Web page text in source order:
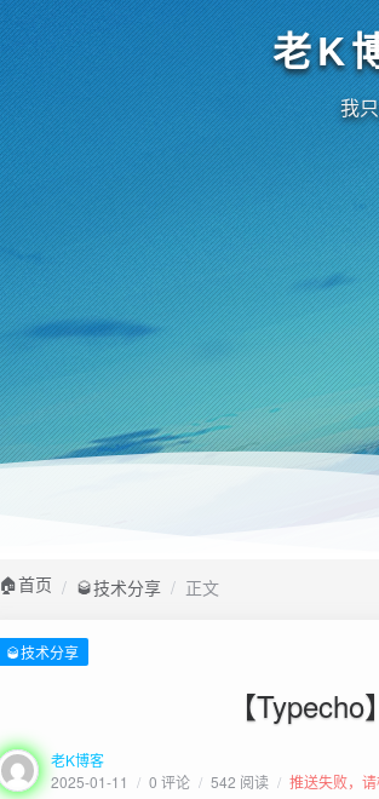
老K
我
🏠️首页 / 🥃技术分享 / 正文
🥃技术分享
【
老K博客
2025-01-11 / 0 评论 / 542 阅读 / 推送失败，